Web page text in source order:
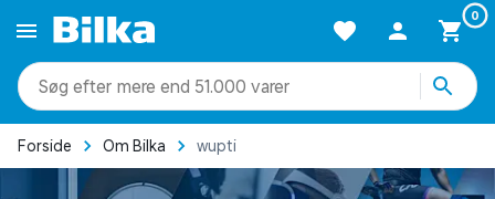
0
mere end 51.000 varer
Forside Om Bilka wupti